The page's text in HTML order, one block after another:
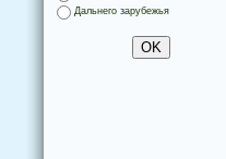
Дальнего зарубежья